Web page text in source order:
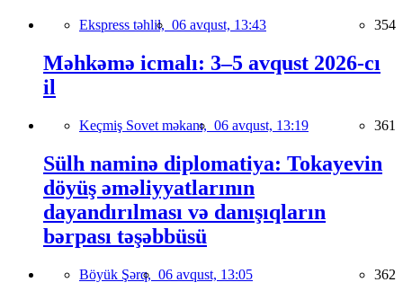
Ekspress təhlil, 06 avqust, 13:43 354
Məhkəmə icmalı: 3–5 avqust 2026-cı
il
Keçmiş Sovet məkanı, 06 avqust, 13:19 361
Sülh naminə diplomatiya: Tokayevin
döyüş əməliyyatlarının
dayandırılması və danışıqların
bərpası təşəbbüsü
Böyük Şərq, 06 avqust, 13:05 362